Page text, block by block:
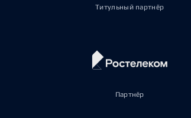
Титульный партнёр
Партнёр